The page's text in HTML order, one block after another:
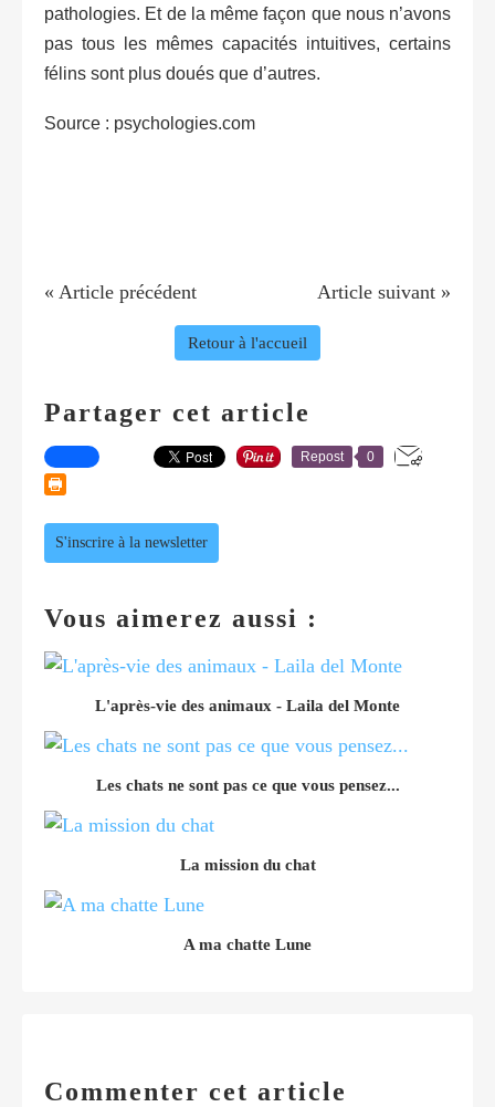
pathologies. Et de la même façon que nous n’avons
pas tous les mêmes capacités intuitives, certains
félins sont plus doués que d’autres.
Source : psychologies.com
« Article précédent Article suivant »
Retour à l'accueil
Partager cet article
Repost 0
S'inscrire à la newsletter
Vous aimerez aussi :
L'après-vie des animaux - Laila del Monte
Les chats ne sont pas ce que vous pensez...
La mission du chat
A ma chatte Lune
Commenter cet article